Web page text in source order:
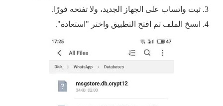
ثبت واتساب على الجهاز الجديد، ولا تفتحه فورًا.
انسخ الملف ثم افتح التطبيق واختر "استعادة".